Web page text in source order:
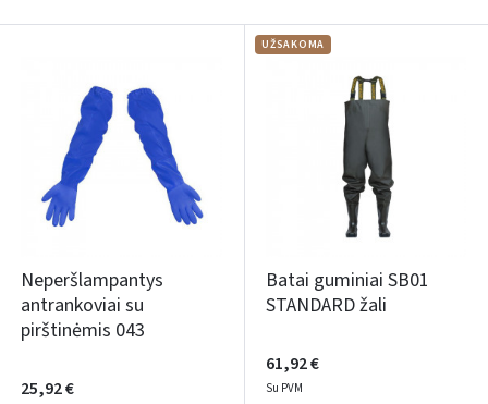
Neperšlampantys
antrankoviai su
pirštinėmis 043
25,92 €
UŽSAKOMA
Batai guminiai SB01
STANDARD žali
61,92 €
Su PVM